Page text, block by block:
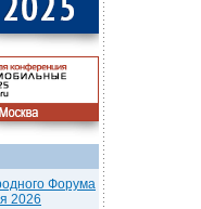
Форума
2026